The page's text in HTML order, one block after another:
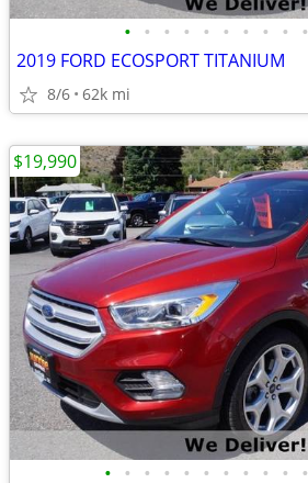
• • • • • • • • • •
2019 FORD ECOSPORT TITANIUM
8/6 62k mi
• • • • • • • • • • •
$19,990